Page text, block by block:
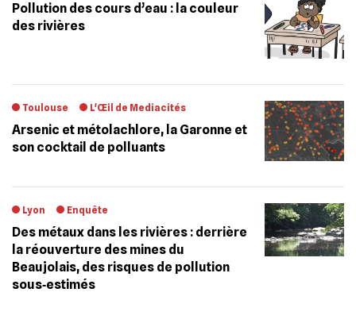
Pollution des cours d’eau : la couleur
des rivières
Toulouse L'Œil de Mediacités
Arsenic et métolachlore, la Garonne et
son cocktail de polluants
Lyon Enquête
Des métaux dans les rivières : derrière
la réouverture des mines du
Beaujolais, des risques de pollution
sous‐estimés